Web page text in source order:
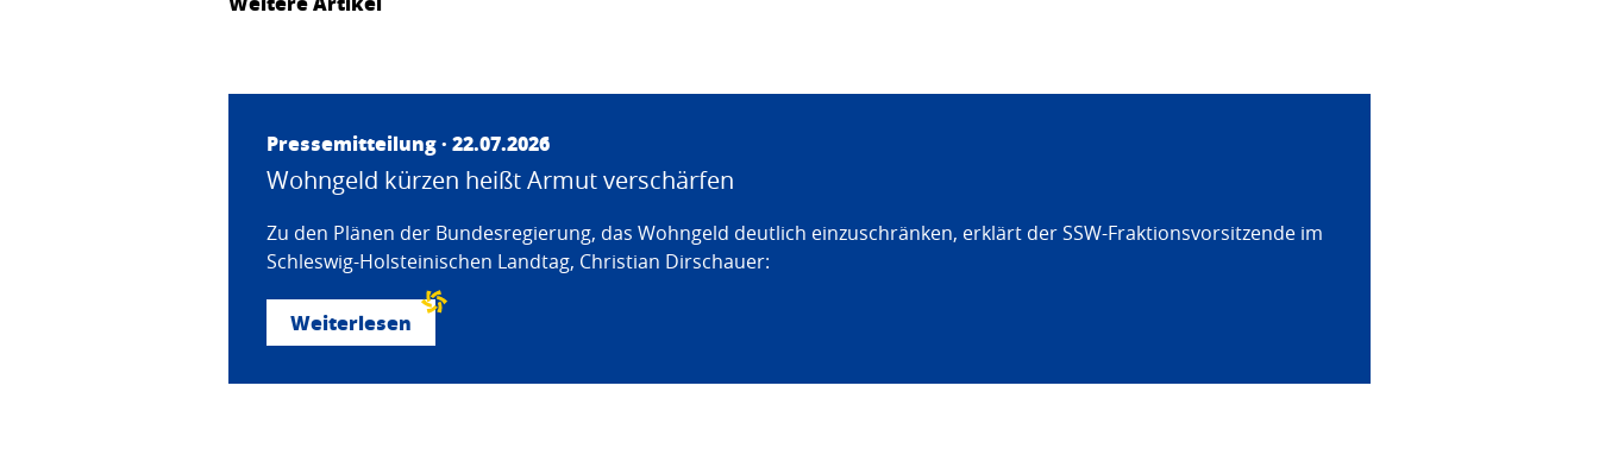
Pressemitteilung · 22.07.2026
Wohngeld kürzen heißt Armut verschärfen
Zu den Plänen der Bundesregierung, das Wohngeld deutlich einzuschränken, erklärt der SSW-Fraktionsvorsitzende im
Schleswig-Holsteinischen Landtag, Christian Dirschauer:
Weiterlesen